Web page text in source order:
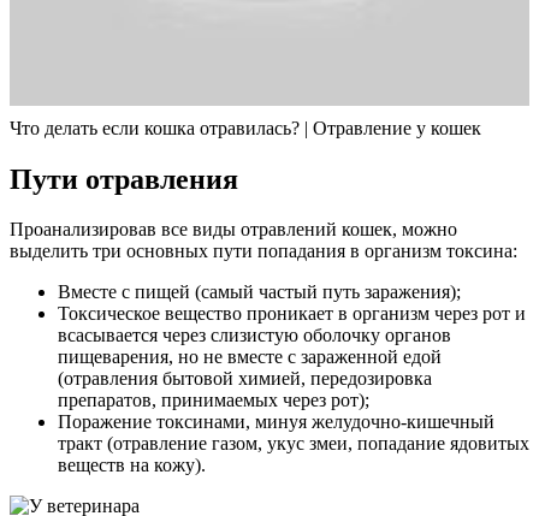
Что делать если кошка отравилась? | Отравление у кошек
Пути отравления
Проанализировав все виды отравлений кошек, можно
выделить три основных пути попадания в организм токсина:
Вместе с пищей (самый частый путь заражения);
Токсическое вещество проникает в организм через рот и
всасывается через слизистую оболочку органов
пищеварения, но не вместе с зараженной едой
(отравления бытовой химией, передозировка
препаратов, принимаемых через рот);
Поражение токсинами, минуя желудочно-кишечный
тракт (отравление газом, укус змеи, попадание ядовитых
веществ на кожу).